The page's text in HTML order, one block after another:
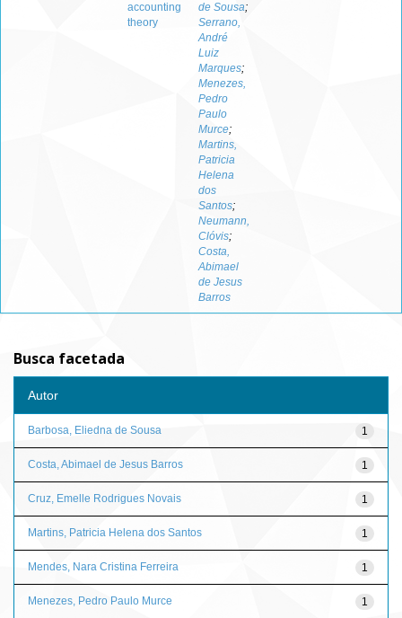
accounting
theory
de Sousa;
Serrano,
André
Luiz
Marques;
Menezes,
Pedro
Paulo
Murce;
Martins,
Patricia
Helena
dos
Santos;
Neumann,
Clóvis;
Costa,
Abimael
de Jesus
Barros
Busca facetada
Autor
1
Barbosa, Eliedna de Sousa
1
Costa, Abimael de Jesus Barros
1
Cruz, Emelle Rodrigues Novais
1
Martins, Patricia Helena dos Santos
1
Mendes, Nara Cristina Ferreira
1
Menezes, Pedro Paulo Murce